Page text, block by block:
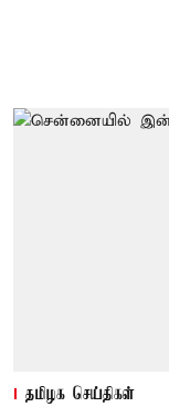
தமிழக செய்திகள்